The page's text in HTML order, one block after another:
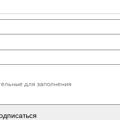
для заполнения